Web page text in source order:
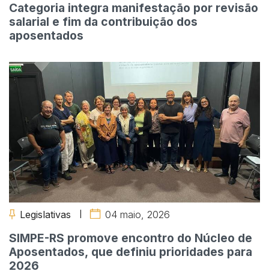
Categoria integra manifestação por revisão
salarial e fim da contribuição dos
aposentados
Legislativas 04 maio, 2026
SIMPE-RS promove encontro do Núcleo de
Aposentados, que definiu prioridades para
2026